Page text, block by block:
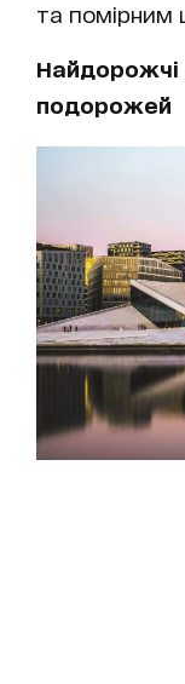
та помірним
Найдорожчі
подорожей